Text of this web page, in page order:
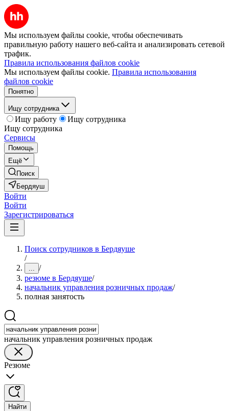
Мы используем файлы cookie, чтобы обеспечивать
правильную работу нашего веб-сайта и анализировать сетевой
трафик.
Правила использования файлов cookie
Мы используем файлы cookie. Правила использования
файлов cookie
Понятно
Ищу сотрудника
Ищу работу
Ищу сотрудника
Ищу сотрудника
Сервисы
Помощь
Ещё
Поиск
Бердяуш
Войти
Войти
Зарегистрироваться
Поиск сотрудников в Бердяуше
/
... /
резюме в Бердяуше/
начальник управления розничных продаж/
полная занятость
начальник управления розничных продаж
Резюме
Найти